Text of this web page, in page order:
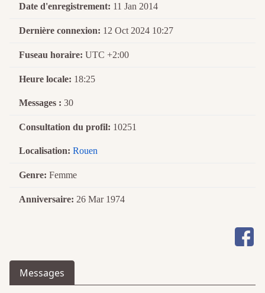
Date d'enregistrement: 11 Jan 2014
Dernière connexion: 12 Oct 2024 10:27
Fuseau horaire: UTC +2:00
Heure locale: 18:25
Messages : 30
Consultation du profil: 10251
Localisation: Rouen
Genre: Femme
Anniversaire: 26 Mar 1974
Messages